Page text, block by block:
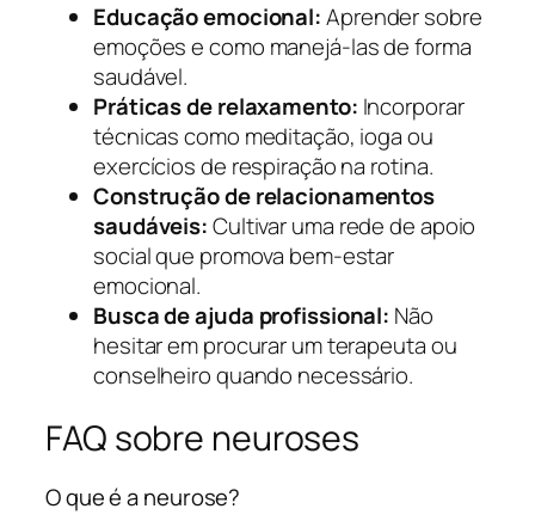
Educação emocional:Aprender sobre
emoções e como manejá-las de forma
saudável.
Práticas de relaxamento: Incorporar
técnicas como meditação, ioga ou
exercícios de respiração na rotina.
Construção de relacionamentos
saudáveis:Cultivar uma rede de apoio
social que promova bem-estar
emocional.
Busca de ajuda profissional: Não
hesitar em procurar um terapeuta ou
conselheiro quando necessário.
FAQ sobre neuroses
O que é a neurose?